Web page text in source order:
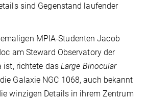
sind Gegenstand laufender
MPIA-Studenten Jacob
am Steward Observatory der
ist, richtete dasLarge Binocular
Galaxie NGC 1068, auch bekannt
winzigen Details in ihrem Zentrum